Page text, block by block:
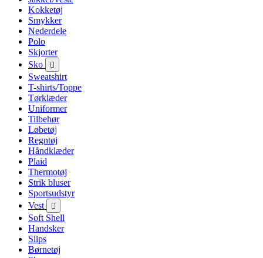
Kokketøj
Smykker
Nederdele
Polo
Skjorter
Sko

Sweatshirt
T-shirts/Toppe
Tørklæder
Uniformer
Tilbehør
Løbetøj
Regntøj
Håndklæder
Plaid
Thermotøj
Strik bluser
Sportsudstyr
Vest

Soft Shell
Handsker
Slips
Børnetøj